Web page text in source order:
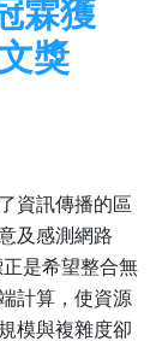
霖獲
獎
資訊傳播的區
及感測網路
正是希望整合無
計算，使資源
模與複雜度卻